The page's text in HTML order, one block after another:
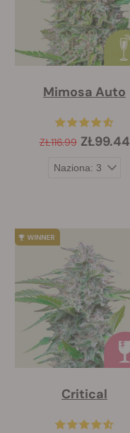
Mimosa Auto
ZŁ116.99 ZŁ99.44
Critical